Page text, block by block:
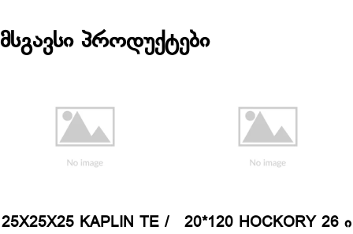
მსგავსი პროდუქტები
25X25X25 KAPLIN TE /
20*120 HOCKORY 26 ი